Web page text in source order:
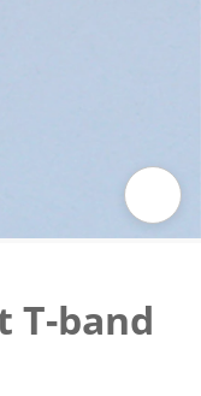
T-band